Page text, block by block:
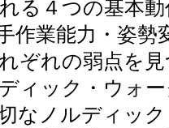
る４つの基本
作業能力・姿
ぞれの弱点を
ィック・ウォ
なノルディッ